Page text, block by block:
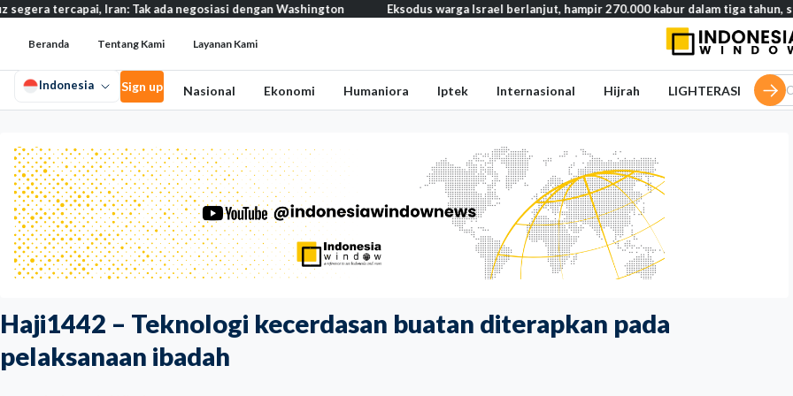
Haji1442 – Teknologi kecerdasan buatan diterapkan pada
pelaksanaan ibadah
Iran: Tak ada negosiasi dengan Washington Eksodus warga Israel berlanjut, hampir 270.000 kabur dalam tiga tahun, studi
Beranda Tentang Kami Layanan Kami
Indonesia Sign up Nasional Ekonomi Humaniora Iptek Internasional Hijrah LIGHTERASI